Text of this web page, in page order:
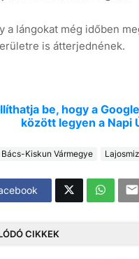
a lángokat még időben
is átterjednének.
be, hogy a
között legyen a Napi
Kiskun Vármegye
CIKKEK